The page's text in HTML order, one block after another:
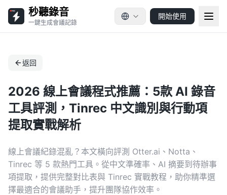
秒聽錄音
一鍵生成會議記錄
開始使用
返回
2026 線上會議程式推薦：5款 AI 錄音
工具評測，Tinrec 中文識別與行動項
提取實戰解析
線上會議紀錄混亂？本文橫向評測 Otter.ai、Notta、
Tinrec 等 5 款熱門工具。從中文準確率、AI 摘要到待辦事
項提取，提供完整對比表與 Tinrec 實戰教程，助你精準選
擇最適合的會議助手，提升團隊協作效率。